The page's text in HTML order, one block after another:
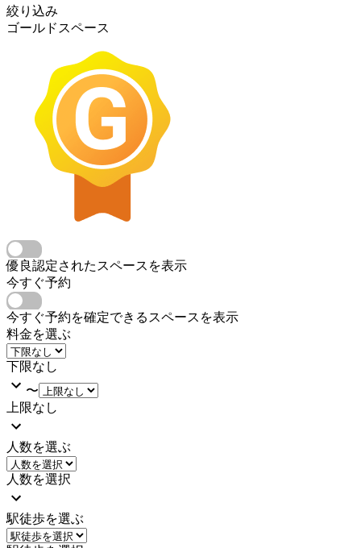
絞り込み
ゴールドスペース
優良認定されたスペースを表示
今すぐ予約
今すぐ予約を確定できるスペースを表示
料金を選ぶ
下限なし
〜
上限なし
人数を選ぶ
人数を選択
駅徒歩を選ぶ